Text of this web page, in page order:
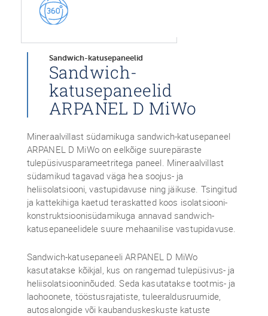
Sandwich-katusepaneelid
Sandwich-
katusepaneelid
ARPANEL D MiWo
Mineraalvillast südamikuga sandwich-katusepaneel
ARPANEL D MiWo on eelkõige suurepäraste
tulepüsivusparameetritega paneel. Mineraalvillast
südamikud tagavad väga hea soojus- ja
heliisolatsiooni, vastupidavuse ning jäikuse. Tsingitud
ja kattekihiga kaetud teraskatted koos isolatsiooni-
konstruktsioonisüdamikuga annavad sandwich-
katusepaneelidele suure mehaanilise vastupidavuse.
Sandwich-katusepaneeli ARPANEL D MiWo
kasutatakse kõikjal, kus on rangemad tulepüsivus- ja
heliisolatsiooninõuded. Seda kasutatakse tootmis- ja
laohoonete, tööstusrajatiste, tuleeraldusruumide,
autosalongide või kaubanduskeskuste katuste